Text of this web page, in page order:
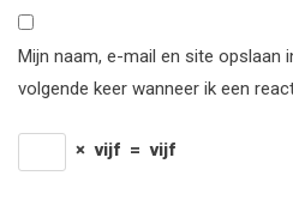
Mijn naam, e-mail en site opslaan
volgende keer wanneer ik een
× vijf = vijf